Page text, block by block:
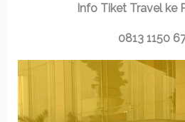
Info Tiket Travel ke
0813 1150